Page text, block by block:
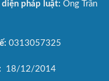
pháp luật: Ông Trần
0313057325
18/12/2014